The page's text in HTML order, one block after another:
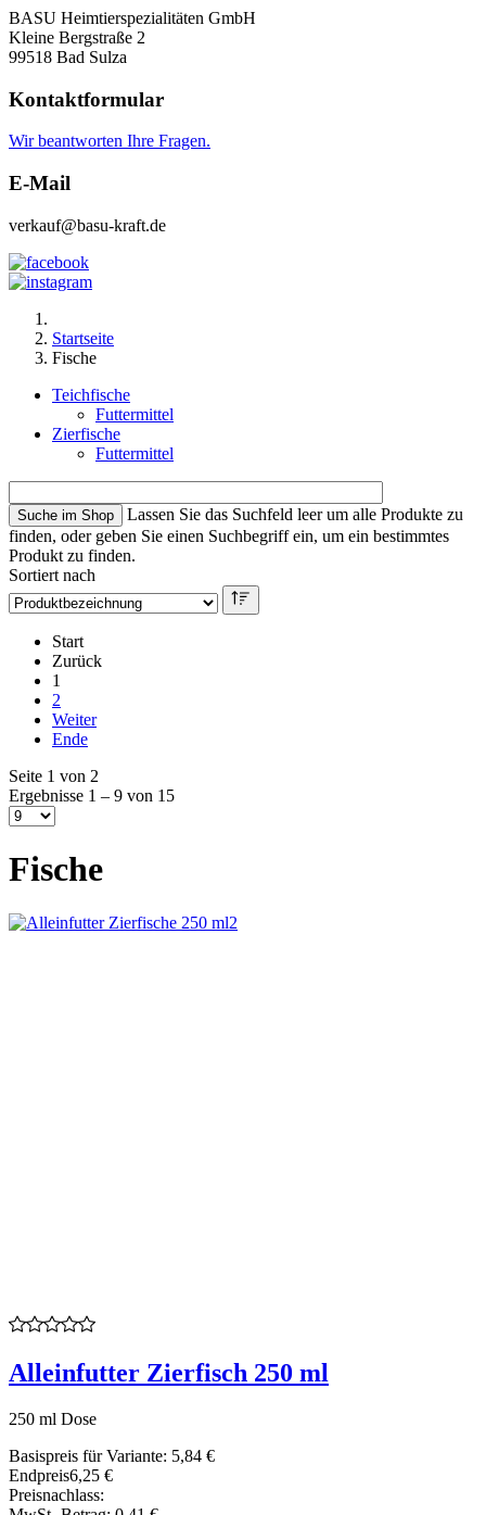
BASU Heimtierspezialitäten GmbH
Kleine Bergstraße 2
99518 Bad Sulza
Kontaktformular
Wir beantworten Ihre Fragen.
E-Mail
verkauf@basu-kraft.de
Startseite
Fische
Teichfische
Futtermittel
Zierfische
Futtermittel
Lassen Sie das Suchfeld leer um alle Produkte zu
finden, oder geben Sie einen Suchbegriff ein, um ein bestimmtes
Produkt zu finden.
Sortiert nach
Start
Zurück
1
2
Weiter
Ende
Seite 1 von 2
Ergebnisse 1 – 9 von 15
Fische
Alleinfutter Zierfisch 250 ml
250 ml Dose
Basispreis für Variante: 5,84 €
Endpreis6,25 €
Preisnachlass: